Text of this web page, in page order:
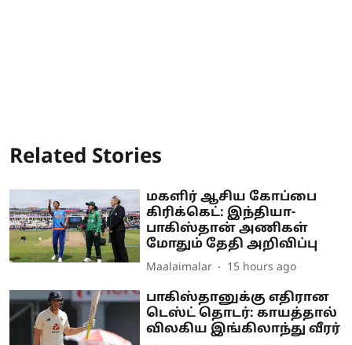
Related Stories
மகளிர் ஆசிய கோப்பை
கிரிக்கெட்: இந்தியா-
பாகிஸ்தான் அணிகள்
மோதும் தேதி அறிவிப்பு
Maalaimalar 15 hours ago
பாகிஸ்தானுக்கு எதிரான
டெஸ்ட் தொடர்: காயத்தால்
விலகிய இங்கிலாந்து வீரர்